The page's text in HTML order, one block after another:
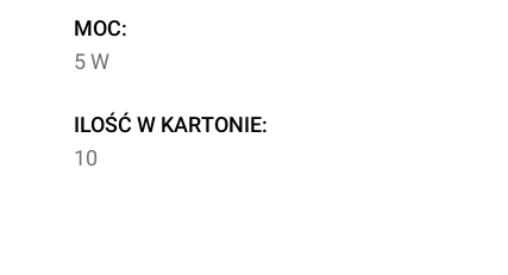
MOC:
5 W
ILOŚĆ W KARTONIE:
10